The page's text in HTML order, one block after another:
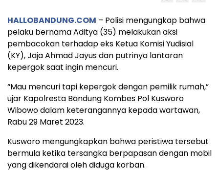
HALLOBANDUNG.COM – Polisi mengungkap bahwa
pelaku bernama Aditya (35) melakukan aksi
pembacokan terhadap eks Ketua Komisi Yudisial
(KY), Jaja Ahmad Jayus dan putrinya lantaran
kepergok saat ingin mencuri.
“Mau mencuri tapi kepergok dengan pemilik rumah,”
ujar Kapolresta Bandung Kombes Pol Kusworo
Wibowo dalam keterangannya kepada wartawan,
Rabu 29 Maret 2023.
Kusworo mengungkapkan bahwa peristiwa tersebut
bermula ketika tersangka berpapasan dengan mobil
yang dikendarai oleh diduga korban.